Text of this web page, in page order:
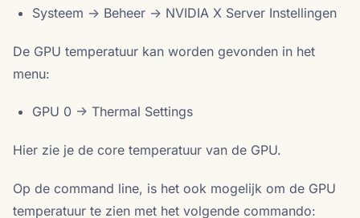
Systeem -> Beheer -> NVIDIA X Server Instellingen
De GPU temperatuur kan worden gevonden in het
menu:
GPU 0 -> Thermal Settings
Hier zie je de core temperatuur van de GPU.
Op de command line, is het ook mogelijk om de GPU
temperatuur te zien met het volgende commando: